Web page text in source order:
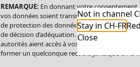
Not in channel
Stay in CH-FR
Close
REMARQUE: En donnant votre
vos données soient transmises aux États-Unis.
de protection des données comparable à celui
de décision d’adéquation. Par conséquent,
autorités aient accès à vos données à
former un quelconque recours juridique en la